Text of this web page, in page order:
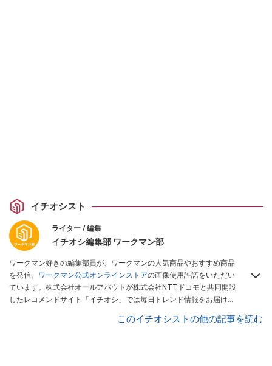
イチオシスト
ライター / 編集
イチオシ編集部 ワークマン部
ワークマン好きの編集部員が、ワークマンの人気商品やおすすめ商品
を発信。 ワークマン公式オンラインストアの画像使用許諾をいただい
ています。株式会社オールアバウトが株式会社NTTドコモと共同開設
したレコメンドサイト「イチオシ」では毎日トレンド情報をお届け。
このイチオシストの他の記事を読む